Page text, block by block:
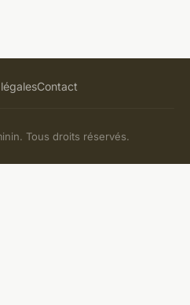
Contact
Tous droits réservés.